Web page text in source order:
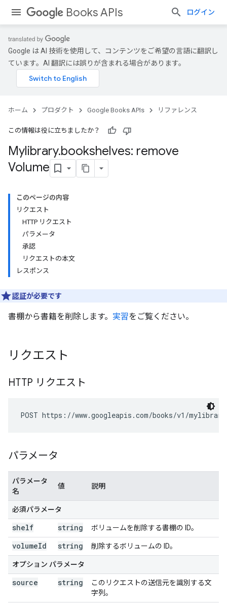
Books APIs ログイン
Google は AI 技術を使用して、コンテンツをご希望の言語に翻訳し
ています。AI 翻訳には誤りが含まれる場合があります。
ホーム プロダクト Google Books APIs リファレンス
この情報は役に立ちましたか？
Mylibrary.bookshelves: remove
Volume
このページの内容
リクエスト
HTTP リクエスト
パラメータ
承認
リクエストの本文
レスポンス
認証が必要です
書棚から書籍を削除します。 実習をご覧ください。
リクエスト
HTTP リクエスト
POST https://www.googleapis.com/books/v1/
パラメータ
パラメータ
名
値 説明
必須パラメータ
shelf string ボリュームを削除する書棚の ID。
volumeId string 削除するボリュームの ID。
オプション パラメータ
source string
このリクエストの送信元を識別する文
字列。